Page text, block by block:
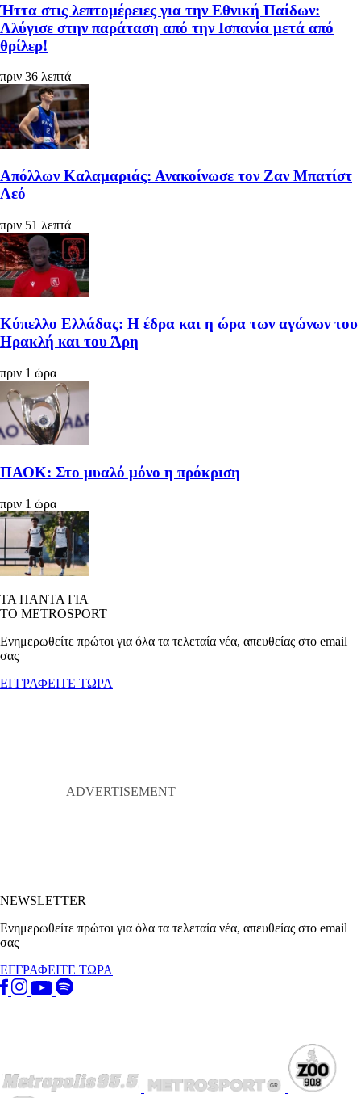
Ήττα στις λεπτομέρειες για την Εθνική Παίδων:
Λλύγισε στην παράταση από την Ισπανία μετά από
θρίλερ!
πριν 36 λεπτά
Απόλλων Καλαμαριάς: Ανακοίνωσε τον Ζαν Μπατίστ
Λεό
πριν 51 λεπτά
Κύπελλο Ελλάδας: Η έδρα και η ώρα των αγώνων του
Ηρακλή και του Άρη
πριν 1 ώρα
ΠΑΟΚ: Στο μυαλό μόνο η πρόκριση
πριν 1 ώρα
ΤΑ ΠΑΝΤΑ ΓΙΑ
ΤΟ METROSPORT
Ενημερωθείτε πρώτοι για όλα τα τελεταία νέα, απευθείας στο email
σας
ΕΓΓΡΑΦΕΙΤΕ ΤΩΡΑ
NEWSLETTER
Ενημερωθείτε πρώτοι για όλα τα τελεταία νέα, απευθείας στο email
σας
ΕΓΓΡΑΦΕΙΤΕ ΤΩΡΑ